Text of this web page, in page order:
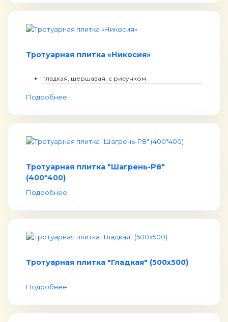
Тротуарная плитка «Никосия»
гладкая, шершавая, с рисунком
Подробнее
Тротуарная плитка "Шагрень-Р8"
(400*400)
Подробнее
Тротуарная плитка "Гладкая" (500х500)
Подробнее